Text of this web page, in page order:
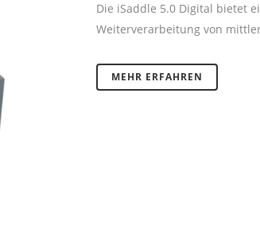
Die iSaddle 5.0 Digital bietet
Weiterverarbeitung von
MEHR ERFAHREN